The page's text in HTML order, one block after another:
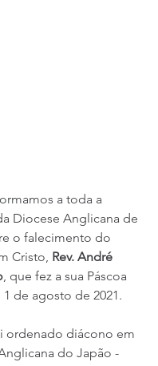
a toda a
Diocese Anglicana de
o falecimento do
Cristo, Rev. André
, que fez a sua Páscoa
de agosto de 2021.
ordenado diácono em
do Japão -